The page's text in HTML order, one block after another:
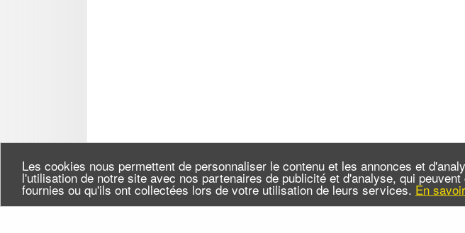
Les cookies nous permettent de personnaliser le contenu et les annonces et
l'utilisation de notre site avec nos partenaires de publicité et d'analyse, qui
fournies ou qu'ils ont collectées lors de votre utilisation de leurs services. En